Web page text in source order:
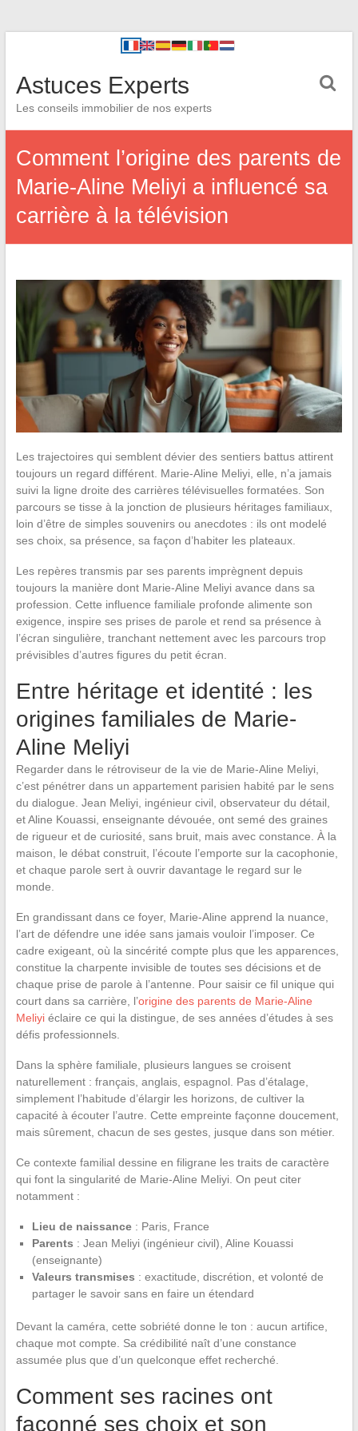
Astuces Experts
Les conseils immobilier de nos experts
Comment l’origine des parents de
Marie-Aline Meliyi a influencé sa
carrière à la télévision
Les trajectoires qui semblent dévier des sentiers battus attirent
toujours un regard différent. Marie-Aline Meliyi, elle, n’a jamais
suivi la ligne droite des carrières télévisuelles formatées. Son
parcours se tisse à la jonction de plusieurs héritages familiaux,
loin d’être de simples souvenirs ou anecdotes : ils ont modelé
ses choix, sa présence, sa façon d’habiter les plateaux.
Les repères transmis par ses parents imprègnent depuis
toujours la manière dont Marie-Aline Meliyi avance dans sa
profession. Cette influence familiale profonde alimente son
exigence, inspire ses prises de parole et rend sa présence à
l’écran singulière, tranchant nettement avec les parcours trop
prévisibles d’autres figures du petit écran.
Entre héritage et identité : les
origines familiales de Marie-
Aline Meliyi
Regarder dans le rétroviseur de la vie de Marie-Aline Meliyi,
c’est pénétrer dans un appartement parisien habité par le sens
du dialogue. Jean Meliyi, ingénieur civil, observateur du détail,
et Aline Kouassi, enseignante dévouée, ont semé des graines
de rigueur et de curiosité, sans bruit, mais avec constance. À la
maison, le débat construit, l’écoute l’emporte sur la cacophonie,
et chaque parole sert à ouvrir davantage le regard sur le
monde.
En grandissant dans ce foyer, Marie-Aline apprend la nuance,
l’art de défendre une idée sans jamais vouloir l’imposer. Ce
cadre exigeant, où la sincérité compte plus que les apparences,
constitue la charpente invisible de toutes ses décisions et de
chaque prise de parole à l’antenne. Pour saisir ce fil unique qui
court dans sa carrière, l’origine des parents de Marie-Aline
Meliyiéclaire ce qui la distingue, de ses années d’études à ses
défis professionnels.
Dans la sphère familiale, plusieurs langues se croisent
naturellement : français, anglais, espagnol. Pas d’étalage,
simplement l’habitude d’élargir les horizons, de cultiver la
capacité à écouter l’autre. Cette empreinte façonne doucement,
mais sûrement, chacun de ses gestes, jusque dans son métier.
Ce contexte familial dessine en filigrane les traits de caractère
qui font la singularité de Marie-Aline Meliyi. On peut citer
notamment :
Lieu de naissance: Paris, France
Parents : Jean Meliyi (ingénieur civil), Aline Kouassi
(enseignante)
Valeurs transmises : exactitude, discrétion, et volonté de
partager le savoir sans en faire un étendard
Devant la caméra, cette sobriété donne le ton : aucun artifice,
chaque mot compte. Sa crédibilité naît d’une constance
assumée plus que d’un quelconque effet recherché.
Comment ses racines ont
façonné ses choix et son